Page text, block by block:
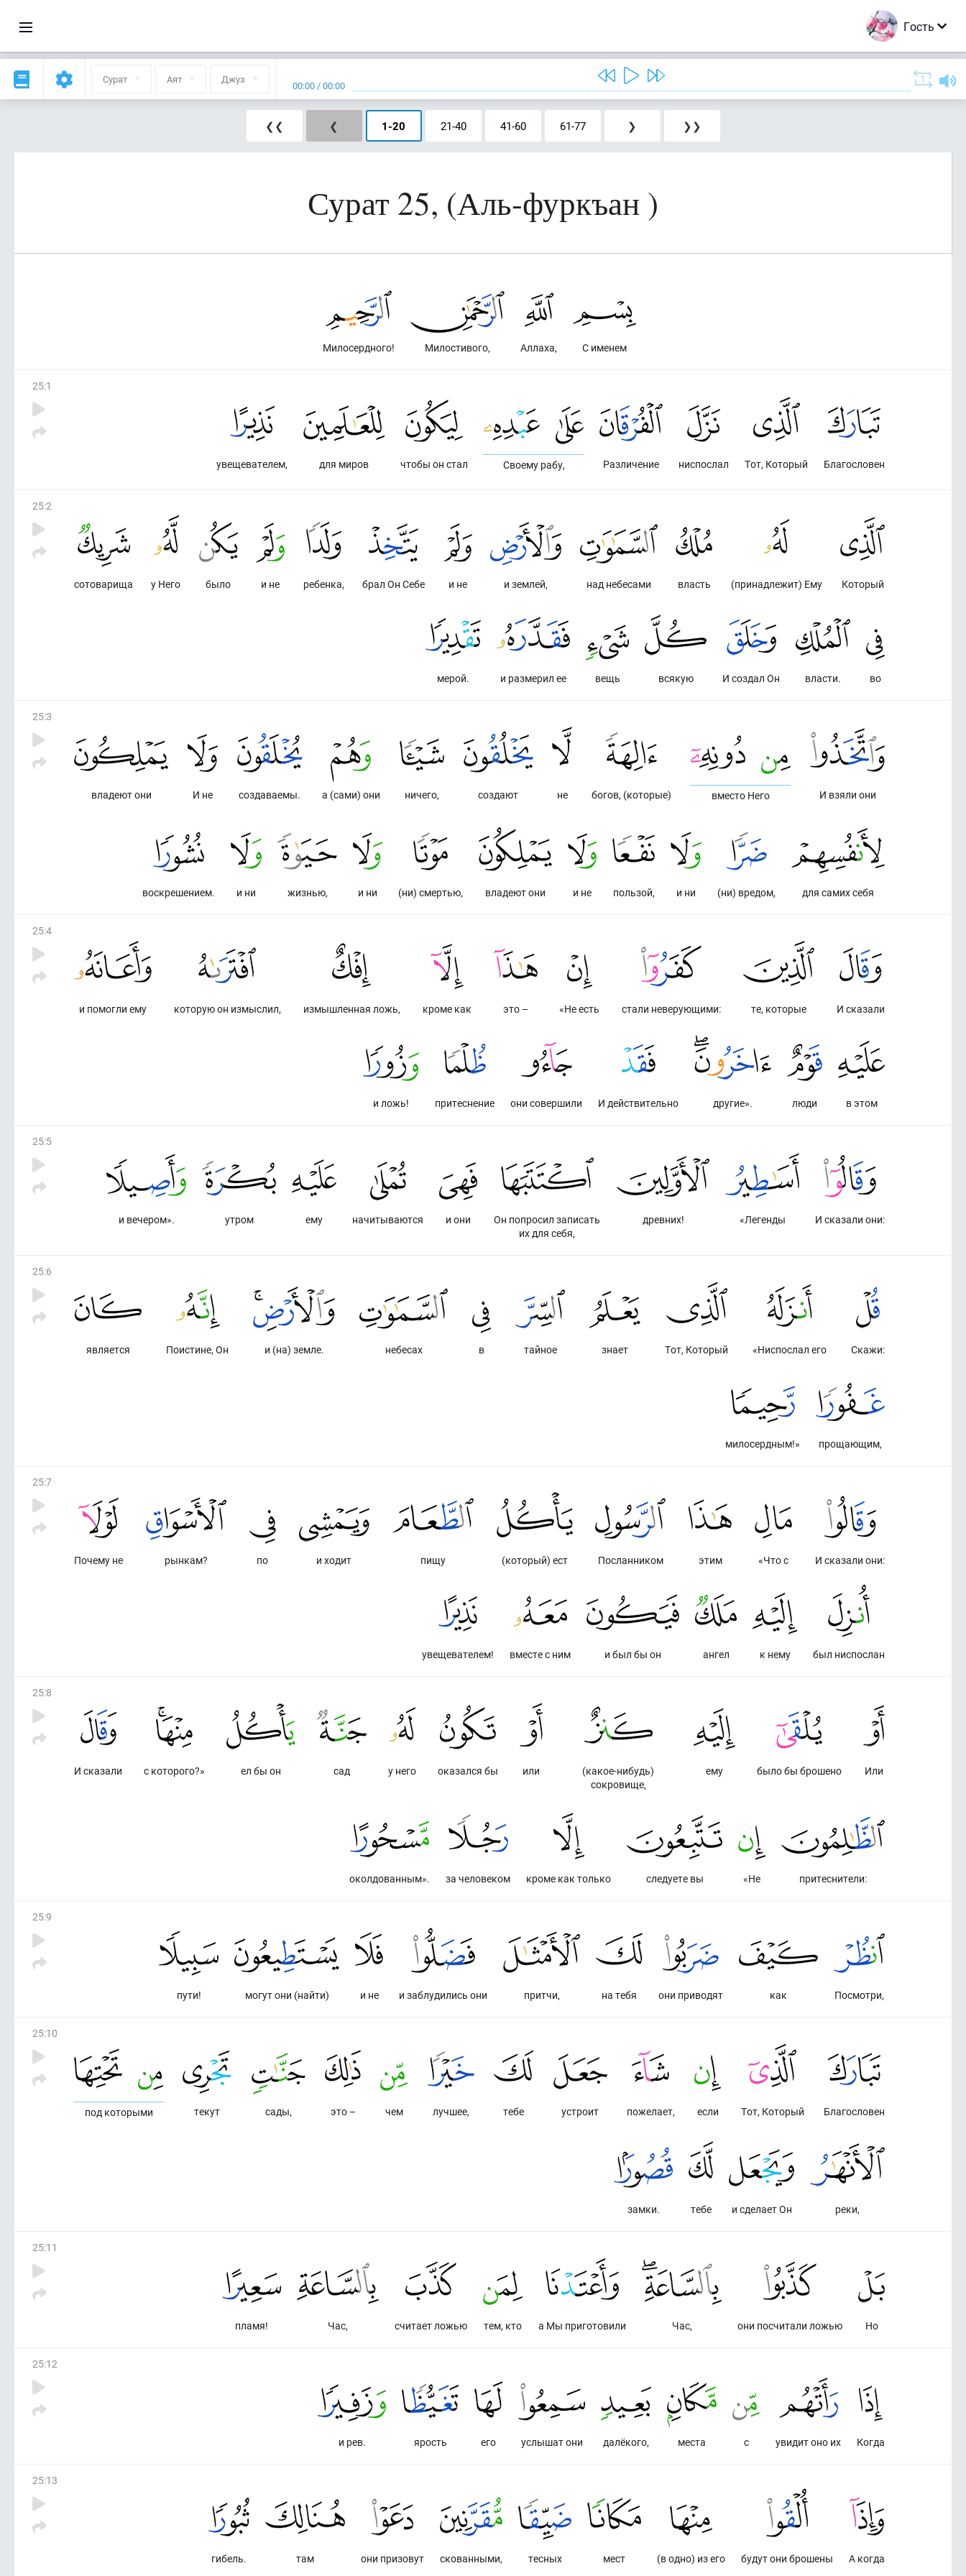
Гость
Сурат Аят Джуз 00:00 /00:00
❮❮ ❮ 1-20 21-40 41-60 61-77 ❯ ❯❯
Сурат 25, (Аль-фуркъан )
С именем
Аллаха,
Милостивого,
Милосердного!
25:1
Благословен
Тот, Который
ниспослал
Различение
Своему рабу,
чтобы он стал
для миров
увещевателем,
25:2
Который
(принадлежит) Ему
власть
над небесами
и землей,
и не
брал Он Себе
ребенка,
и не
было
у Него
сотоварища
во
власти.
И создал Он
всякую
вещь
и размерил ее
мерой.
25:3
И взяли они
вместо Него
богов, (которые)
не
создают
ничего,
а (сами) они
создаваемы.
И не
владеют они
для самих себя
(ни) вредом,
и ни
пользой,
и не
владеют они
(ни) смертью,
и ни
жизнью,
и ни
воскрешением.
25:4
И сказали
те, которые
стали неверующими:
«Не есть
это –
кроме как
измышленная ложь,
которую он измыслил,
и помогли ему
в этом
люди
другие».
И действительно
они совершили
притеснение
и ложь!
25:5
И сказали они:
«Легенды
древних!
Он попросил записать
их для себя,
и они
начитываются
ему
утром
и вечером».
25:6
Скажи:
«Ниспослал его
Тот, Который
знает
тайное
в
небесах
и (на) земле.
Поистине, Он
является
прощающим,
милосердным!»
25:7
И сказали они:
«Что с
этим
Посланником
(который) ест
пищу
и ходит
по
рынкам?
Почему не
был ниспослан
к нему
ангел
и был бы он
вместе с ним
увещевателем!
25:8
Или
было бы брошено
ему
(какое-нибудь)
сокровище,
или
оказался бы
у него
сад
ел бы он
с которого?»
И сказали
притеснители:
«Не
следуете вы
кроме как только
за человеком
околдованным».
25:9
Посмотри,
как
они приводят
на тебя
притчи,
и заблудились они
и не
могут они (найти)
пути!
25:10
Благословен
Тот, Который
если
пожелает,
устроит
тебе
лучшее,
чем
это –
сады,
текут
под которыми
реки,
и сделает Он
тебе
замки.
25:11
Но
они посчитали ложью
Час,
а Мы приготовили
тем, кто
считает ложью
Час,
пламя!
25:12
Когда
увидит оно их
с
места
далёкого,
услышат они
его
ярость
и рев.
25:13
А когда
будут они брошены
(в одно) из его
мест
тесных
скованными,
они призовут
там
гибель.